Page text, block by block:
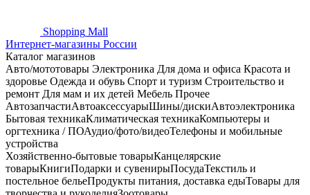
Shopping Mall
Интернет-магазины России
Каталог магазинов
Авто/мототовары Электроника Для дома и офиса Красота и
здоровье Одежда и обувь Спорт и туризм Строительство и
ремонт Для мам и их детей Мебель Прочее
АвтозапчастиАвтоаксессуарыШины/дискиАвтоэлектроника
Бытовая техникаКлиматическая техникаКомпьютеры и
оргтехника / ПОАудио/фото/видеоТелефоны и мобильные
устройства
Хозяйственно-бытовые товарыКанцелярские
товарыКнигиПодарки и сувенирыПосудаТекстиль и
постельное бельеПродукты питания, доставка едыТовары для